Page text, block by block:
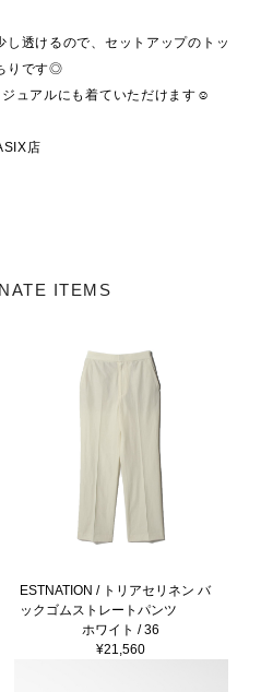
透けるので、セットアップのトッ
りです◎
ュアルにも着ていただけます☺️
店
ITEMS
ESTNATION / トリアセリネン バ
ックゴムストレートパンツ
ホワイト / 36
¥21,560